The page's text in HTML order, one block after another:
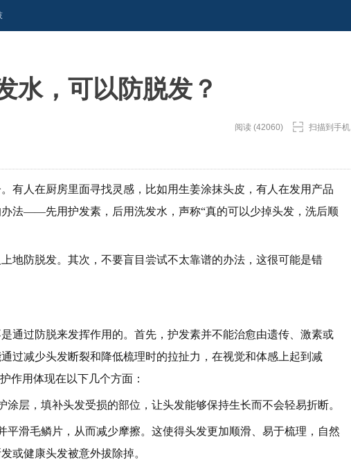
水，可以防脱发？
阅读 (42060) 扫描到手机
有人在厨房里面寻找灵感，比如用生姜涂抹头皮，有人在发用产品
办法——先用护发素，后用洗发水，声称“真的可以少掉头发，洗后顺
地防脱发。其次，不要盲目尝试不太靠谱的办法，这很可能是错
通过防脱来发挥作用的。首先，护发素并不能治愈由遗传、激素或
过减少头发断裂和降低梳理时的拉扯力，在视觉和体感上起到减
作用体现在以下几个方面：
涂层，填补头发受损的部位，让头发能够保持生长而不会轻易折断。
平滑毛鳞片，从而减少摩擦。这使得头发更加顺滑、易于梳理，自然
或健康头发被意外拔除掉。